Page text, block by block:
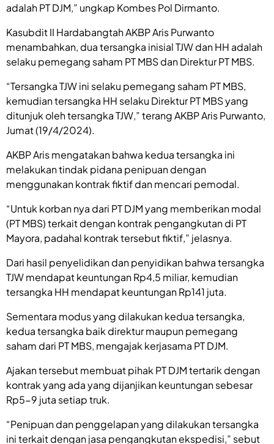
adalah PT DJM,” ungkap Kombes Pol Dirmanto.
Kasubdit II Hardabangtah AKBP Aris Purwanto
menambahkan, dua tersangka inisial TJW dan HH adalah
selaku pemegang saham PT MBS dan Direktur PT MBS.
“Tersangka TJW ini selaku pemegang saham PT MBS,
kemudian tersangka HH selaku Direktur PT MBS yang
ditunjuk oleh tersangka TJW,” terang AKBP Aris Purwanto,
Jumat (19/4/2024).
AKBP Aris mengatakan bahwa kedua tersangka ini
melakukan tindak pidana penipuan dengan
menggunakan kontrak fiktif dan mencari pemodal.
“Untuk korban nya dari PT DJM yang memberikan modal
(PT MBS) terkait dengan kontrak pengangkutan di PT
Mayora, padahal kontrak tersebut fiktif,” jelasnya.
Dari hasil penyelidikan dan penyidikan bahwa tersangka
TJW mendapat keuntungan Rp4,5 miliar, kemudian
tersangka HH mendapat keuntungan Rp141 juta.
Sementara modus yang dilakukan kedua tersangka,
kedua tersangka baik direktur maupun pemegang
saham dari PT MBS, mengajak kerjasama PT DJM.
Ajakan tersebut membuat pihak PT DJM tertarik dengan
kontrak yang ada yang dijanjikan keuntungan sebesar
Rp5-9 juta setiap truk.
“Penipuan dan penggelapan yang dilakukan tersangka
ini terkait dengan jasa pengangkutan ekspedisi,” sebut